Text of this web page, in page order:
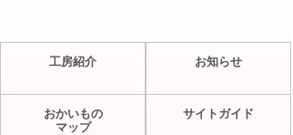
工房紹介 お知らせ
おかいもの
マップ
サイトガイド